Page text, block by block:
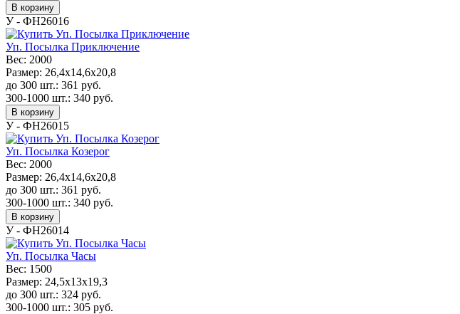
В корзину
У - ФН26016
Уп. Посылка Приключение
Вес: 2000
Размер: 26,4x14,6x20,8
до 300 шт.: 361 руб.
300-1000 шт.: 340 руб.
В корзину
У - ФН26015
Уп. Посылка Козерог
Вес: 2000
Размер: 26,4x14,6x20,8
до 300 шт.: 361 руб.
300-1000 шт.: 340 руб.
В корзину
У - ФН26014
Уп. Посылка Часы
Вес: 1500
Размер: 24,5x13x19,3
до 300 шт.: 324 руб.
300-1000 шт.: 305 руб.